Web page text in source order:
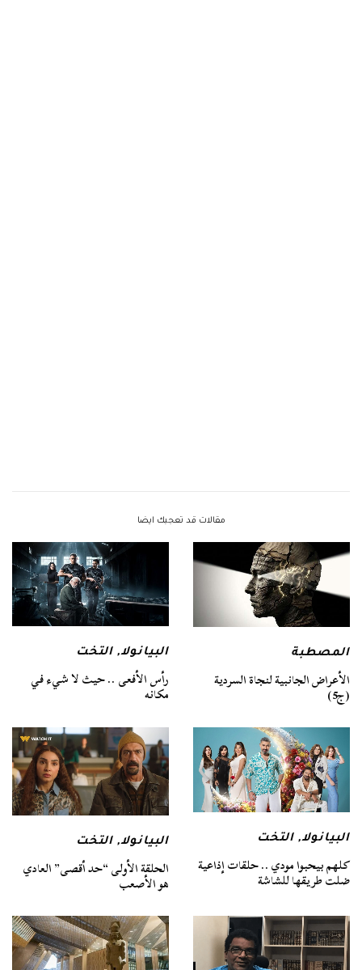
مقالات قد تعجبك ايضا
المصطبة
الأعراض الجانبية لنجاة السردية
(ج5)
البيانولا,التخت
رأس الأفعى .. حيث لا شيء في
مكانه
البيانولا,التخت
كلهم بيحبوا مودي .. حلقات إذاعية
ضلت طريقها للشاشة
البيانولا,التخت
الحلقة الأولى “حد أقصى” العادي
هو الأصعب